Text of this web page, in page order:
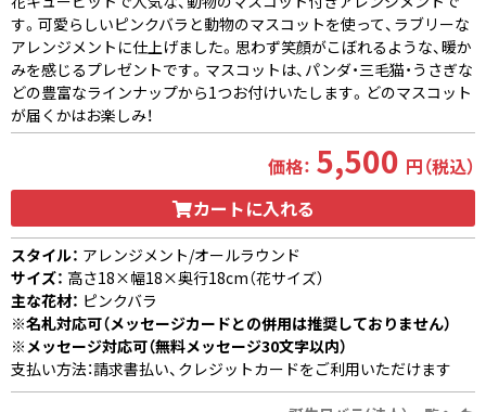
す。可愛らしいピンクバラと動物のマスコットを使って、ラブリーな
アレンジメントに仕上げました。思わず笑顔がこぼれるような、暖か
みを感じるプレゼントです。マスコットは、パンダ・三毛猫・うさぎな
どの豊富なラインナップから1つお付けいたします。どのマスコット
が届くかはお楽しみ！
価格： 5,500 円（税込）
カートに入れる
スタイル： アレンジメント/オールラウンド
サイズ： 高さ18×幅18×奥行18cm（花サイズ）
主な花材： ピンクバラ
※名札対応可（メッセージカードとの併用は推奨しておりません）
※メッセージ対応可（無料メッセージ30文字以内）
支払い方法：請求書払い、クレジットカードをご利用いただけます